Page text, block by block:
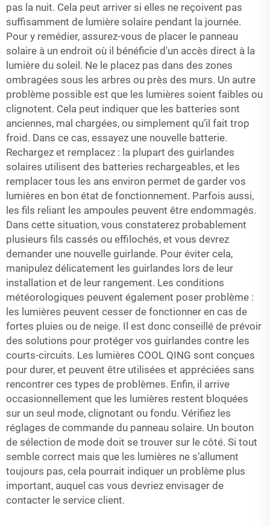
pas la nuit. Cela peut arriver si elles ne reçoivent pas
suffisamment de lumière solaire pendant la journée.
Pour y remédier, assurez-vous de placer le panneau
solaire à un endroit où il bénéficie d'un accès direct à la
lumière du soleil. Ne le placez pas dans des zones
ombragées sous les arbres ou près des murs. Un autre
problème possible est que les lumières soient faibles ou
clignotent. Cela peut indiquer que les batteries sont
anciennes, mal chargées, ou simplement qu’il fait trop
froid. Dans ce cas, essayez une nouvelle batterie.
Rechargez et remplacez : la plupart des guirlandes
solaires utilisent des batteries rechargeables, et les
remplacer tous les ans environ permet de garder vos
lumières en bon état de fonctionnement. Parfois aussi,
les fils reliant les ampoules peuvent être endommagés.
Dans cette situation, vous constaterez probablement
plusieurs fils cassés ou effilochés, et vous devrez
demander une nouvelle guirlande. Pour éviter cela,
manipulez délicatement les guirlandes lors de leur
installation et de leur rangement. Les conditions
météorologiques peuvent également poser problème :
les lumières peuvent cesser de fonctionner en cas de
fortes pluies ou de neige. Il est donc conseillé de prévoir
des solutions pour protéger vos guirlandes contre les
courts-circuits. Les lumières COOL QING sont conçues
pour durer, et peuvent être utilisées et appréciées sans
rencontrer ces types de problèmes. Enfin, il arrive
occasionnellement que les lumières restent bloquées
sur un seul mode, clignotant ou fondu. Vérifiez les
réglages de commande du panneau solaire. Un bouton
de sélection de mode doit se trouver sur le côté. Si tout
semble correct mais que les lumières ne s’allument
toujours pas, cela pourrait indiquer un problème plus
important, auquel cas vous devriez envisager de
contacter le service client.